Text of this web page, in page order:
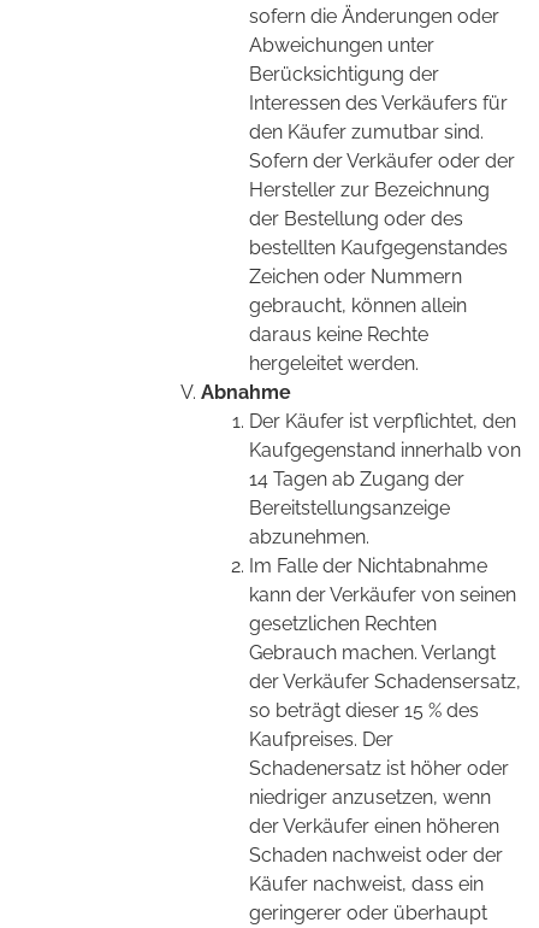
sofern die Änderungen oder
Abweichungen unter
Berücksichtigung der
Interessen des Verkäufers für
den Käufer zumutbar sind.
Sofern der Verkäufer oder der
Hersteller zur Bezeichnung
der Bestellung oder des
bestellten Kaufgegenstandes
Zeichen oder Nummern
gebraucht, können allein
daraus keine Rechte
hergeleitet werden.
Abnahme
Der Käufer ist verpflichtet, den
Kaufgegenstand innerhalb von
14 Tagen ab Zugang der
Bereitstellungsanzeige
abzunehmen.
Im Falle der Nichtabnahme
kann der Verkäufer von seinen
gesetzlichen Rechten
Gebrauch machen. Verlangt
der Verkäufer Schadensersatz,
so beträgt dieser 15 % des
Kaufpreises. Der
Schadenersatz ist höher oder
niedriger anzusetzen, wenn
der Verkäufer einen höheren
Schaden nachweist oder der
Käufer nachweist, dass ein
geringerer oder überhaupt